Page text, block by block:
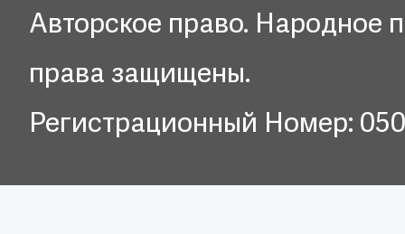
Авторское право. Народное
права защищены.
Регистрационный Номер: